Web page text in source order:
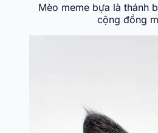
Mèo meme bựa là thánh
cộng đồng